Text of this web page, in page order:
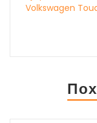
Volkswagen